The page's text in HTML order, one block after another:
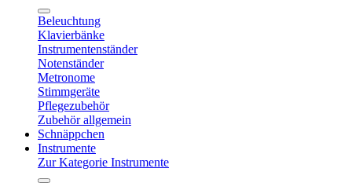
Beleuchtung
Klavierbänke
Instrumentenständer
Notenständer
Metronome
Stimmgeräte
Pflegezubehör
Zubehör allgemein
Schnäppchen
Instrumente
Zur Kategorie Instrumente